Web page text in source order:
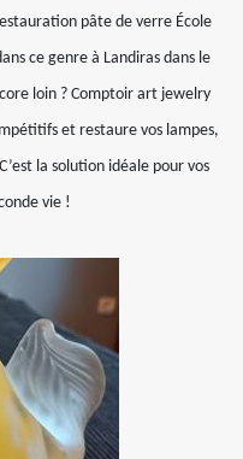
pâte de verre École
ce genre à Landiras dans le
loin ? Comptoir art jewelry
et restaure vos lampes,
la solution idéale pour vos
vie !